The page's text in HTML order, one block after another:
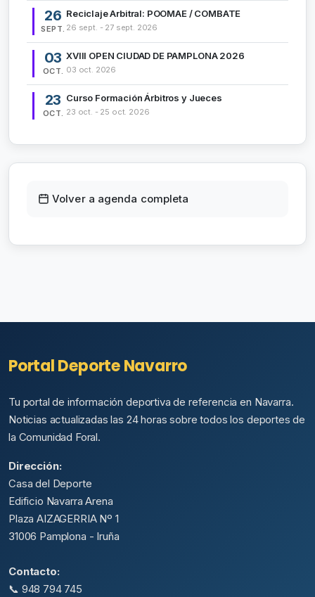
26
SEPT.
Reciclaje Arbitral: POOMAE / COMBATE
26 sept. - 27 sept. 2026
03
OCT.
XVIII OPEN CIUDAD DE PAMPLONA 2026
03 oct. 2026
23
OCT.
Curso Formación Árbitros y Jueces
23 oct. - 25 oct. 2026
Volver a agenda completa
Portal Deporte Navarro
Tu portal de información deportiva de referencia en Navarra.
Noticias actualizadas las 24 horas sobre todos los deportes de
la Comunidad Foral.
Dirección:
Casa del Deporte
Edificio Navarra Arena
Plaza AIZAGERRIA Nº 1
31006 Pamplona - Iruña
Contacto:
📞 948 794 745